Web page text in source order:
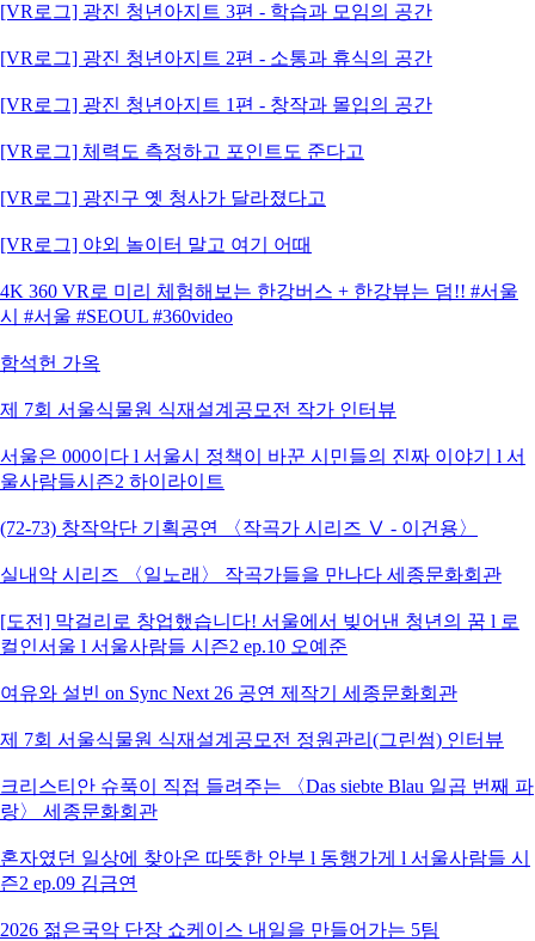
[VR로그] 광진 청년아지트 3편 - 학습과 모임의 공간
[VR로그] 광진 청년아지트 2편 - 소통과 휴식의 공간
[VR로그] 광진 청년아지트 1편 - 창작과 몰입의 공간
[VR로그] 체력도 측정하고 포인트도 준다고
[VR로그] 광진구 옛 청사가 달라졌다고
[VR로그] 야외 놀이터 말고 여기 어때
4K 360 VR로 미리 체험해보는 한강버스 + 한강뷰는 덤!! #서울
시 #서울 #SEOUL #360video
함석헌 가옥
제 7회 서울식물원 식재설계공모전 작가 인터뷰
서울은 000이다 l 서울시 정책이 바꾼 시민들의 진짜 이야기 l 서
울사람들시즌2 하이라이트
(72-73) 창작악단 기획공연 〈작곡가 시리즈 Ⅴ - 이건용〉
실내악 시리즈 〈일노래〉 작곡가들을 만나다 세종문화회관
[도전] 막걸리로 창업했습니다! 서울에서 빚어낸 청년의 꿈 l 로
컬인서울 l 서울사람들 시즌2 ep.10 오예준
여유와 설빈 on Sync Next 26 공연 제작기 세종문화회관
제 7회 서울식물원 식재설계공모전 정원관리(그린썸) 인터뷰
크리스티안 슈푹이 직접 들려주는 〈Das siebte Blau 일곱 번째 파
랑〉 세종문화회관
혼자였던 일상에 찾아온 따뜻한 안부 l 동행가게 l 서울사람들 시
즌2 ep.09 김금연
2026 젊은국악 단장 쇼케이스 내일을 만들어가는 5팀